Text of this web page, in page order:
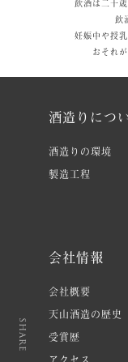
飲酒は二十
飲
妊娠中や授
おそれ
酒造りにつ
酒造りの環境
製造工程
会社情報
会社概要
天山酒造の歴史
受賞歴
share